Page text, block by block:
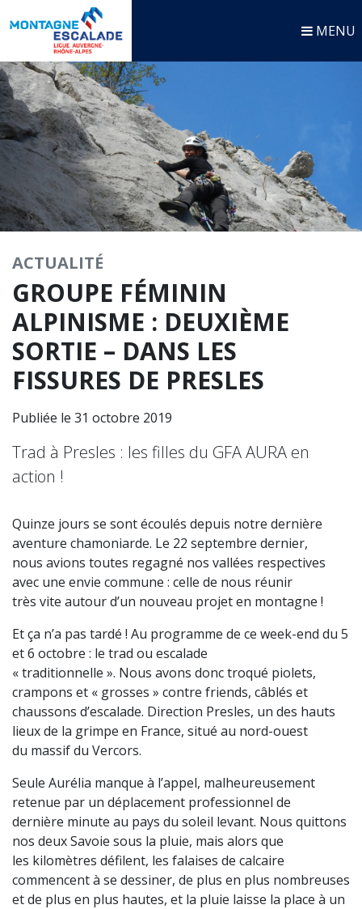
MENU
ACTUALITÉ
GROUPE FÉMININ
ALPINISME : DEUXIÈME
SORTIE – DANS LES
FISSURES DE PRESLES
Publiée le 31 octobre 2019
Trad à Presles : les filles du GFA AURA en
action !
Quinze jours se sont écoulés depuis notre dernière
aventure chamoniarde. Le 22 septembre dernier,
nous avions toutes regagné nos vallées respectives
avec une envie commune : celle de nous réunir
très vite autour d’un nouveau projet en montagne !
Et ça n’a pas tardé ! Au programme de ce week-end du 5
et 6 octobre : le trad ou escalade
« traditionnelle ». Nous avons donc troqué piolets,
crampons et « grosses » contre friends, câblés et
chaussons d’escalade. Direction Presles, un des hauts
lieux de la grimpe en France, situé au nord-ouest
du massif du Vercors.
Seule Aurélia manque à l’appel, malheureusement
retenue par un déplacement professionnel de
dernière minute au pays du soleil levant. Nous quittons
nos deux Savoie sous la pluie, mais alors que
les kilomètres défilent, les falaises de calcaire
commencent à se dessiner, de plus en plus nombreuses
et de plus en plus hautes, et la pluie laisse la place à un